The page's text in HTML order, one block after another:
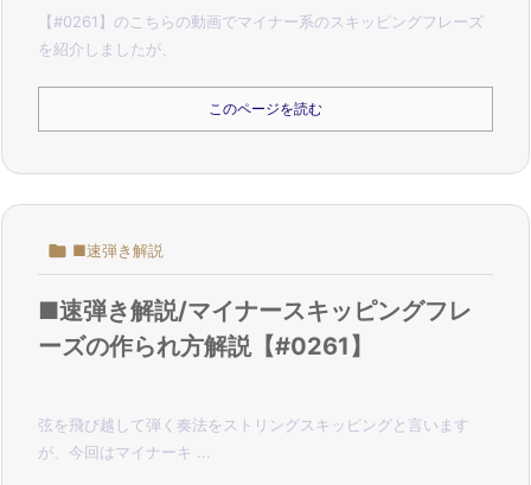
【#0261】のこちらの動画でマイナー系のスキッピングフレーズ
を紹介しましたが、
このページを読む
 ■速弾き解説
■速弾き解説/マイナースキッピングフレ
ーズの作られ方解説【#0261】
弦を飛び越して弾く奏法をストリングスキッピングと言います
が、 今回はマイナーキ ...